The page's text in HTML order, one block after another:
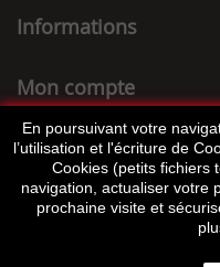
Informations
Mon compte
Informations sur
En poursuivant votre
l’utilisation et l'écriture de
Cookies (petits fichiers
navigation, actualiser votre
prochaine visite et